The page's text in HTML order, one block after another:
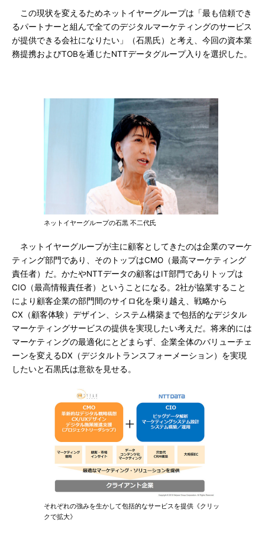
この現状を変えるためネットイヤーグループは「最も信頼でき
るパートナーと組んで全てのデジタルマーケティングのサービス
が提供できる会社になりたい」（石黒氏）と考え、今回の資本業
務提携およびTOBを通じたNTTデータグループ入りを選択した。
ネットイヤーグループの石黒 不二代氏
ネットイヤーグループが主に顧客としてきたのは企業のマーケ
ティング部門であり、そのトップはCMO（最高マーケティング
責任者）だ。かたやNTTデータの顧客はIT部門でありトップは
CIO（最高情報責任者）ということになる。2社が協業すること
により顧客企業の部門間のサイロ化を乗り越え、戦略から
CX（顧客体験）デザイン、システム構築まで包括的なデジタル
マーケティングサービスの提供を実現したい考えだ。将来的には
マーケティングの最適化にとどまらず、企業全体のバリューチェ
ーンを変えるDX（デジタルトランスフォーメーション）を実現
したいと石黒氏は意欲を見せる。
それぞれの強みを生かして包括的なサービスを提供《クリッ
クで拡大》